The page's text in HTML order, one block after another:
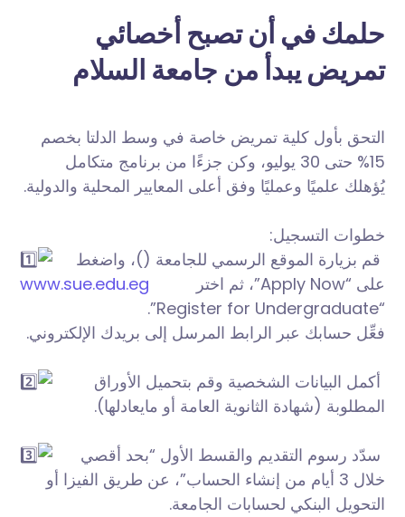
حلمك في أن تصبح أخصائي
تمريض يبدأ من جامعة السلام
التحق بأول كلية تمريض خاصة في وسط الدلتا بخصم
15% حتى 30 يوليو، وكن جزءًا من برنامج متكامل
يُؤهلك علميًا وعمليًا وفق أعلى المعايير المحلية والدولية.
خطوات التسجيل:
قم بزيارة الموقع الرسمي للجامعة (
www.sue.edu.eg
)، واضغط
على “Apply Now”، ثم اختر
“Register for Undergraduate”.
فعِّل حسابك عبر الرابط المرسل إلى بريدك الإلكتروني.
أكمل البيانات الشخصية وقم بتحميل الأوراق
المطلوبة (شهادة الثانوية العامة أو مايعادلها).
سدّد رسوم التقديم والقسط الأول “بحد أقصي
خلال 3 أيام من إنشاء الحساب”، عن طريق الفيزا أو
التحويل البنكي لحسابات الجامعة.